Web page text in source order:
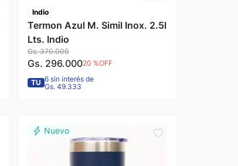
Indio
Termon Azul M. Simil Inox. 2.5l
Lts. Indio
Gs. 370.000
Gs. 296.00020 %OFF
TU 6 sin interés de
Gs. 49.333